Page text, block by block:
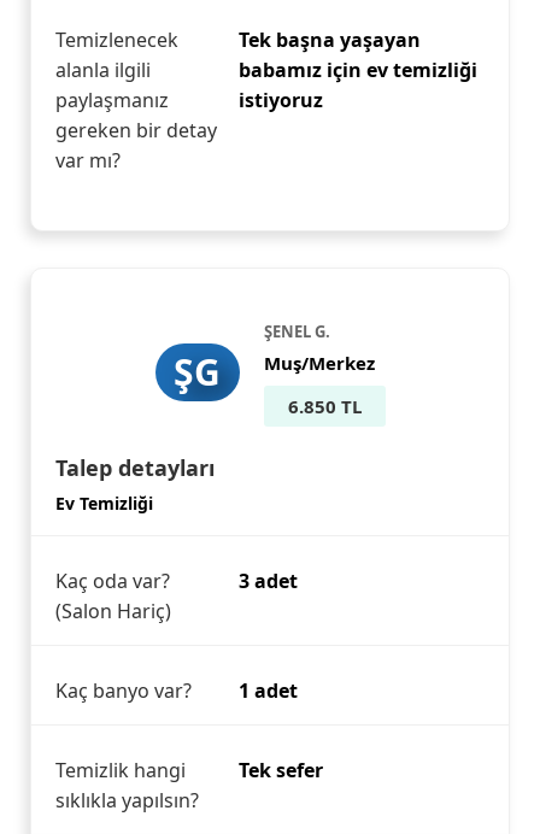
Temizlenecek
alanla ilgili
paylaşmanız
gereken bir detay
var mı?
Tek başna yaşayan
babamız için ev temizliği
istiyoruz
ŞG
ŞENEL G.
Muş/Merkez
6.850 TL
Talep detayları
Ev Temizliği
Kaç oda var?
(Salon Hariç)
3 adet
Kaç banyo var? 1 adet
Temizlik hangi
sıklıkla yapılsın?
Tek sefer